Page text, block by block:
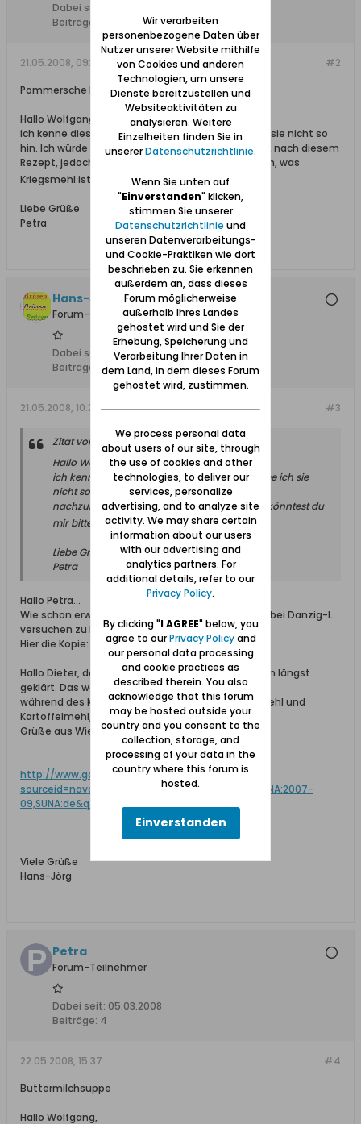
Dabei seit:
Beiträge:
#2
21.05.2008, 09:58
Pommersche Buttermilchsuppe
Hallo Wolfgang,
ich kenne diese Suppe auch, jedoch bekomme ich sie nicht so
hin. Ich würde gerne versuchen, sie nachzukochen, nach diesem
Rezept, jedoch könntest du mir bitte einmal sagen, was
Kriegsmehl ist?
Liebe Grüße
Petra
Hans-Joerg +, Ehrenmitglied
Forum-Teilnehmer
Dabei seit:
10.02.2008
Beiträge:
5206
#3
21.05.2008, 10:23
Zitat von
Petra
Hallo Wolfgang,
ich kenne diese Suppe auch, jedoch bekomme ich sie
nicht so hin. Ich würde gerne versuchen, sie
nachzukochen, nach diesem Rezept, jedoch könntest du
mir bitte einmal sagen, was Kriegsmehl ist?
Liebe Grüße
Petra
Hallo Petra...
Wie schon erwähnt..dies Thema hatten wir schon bei Danzig-L
versuchen zu klären...............
Hier die Kopie:
Hallo Dieter, der Begriff "Kriegsmehl" ist doch schon längst
geklärt. Das war
während des Krieges eine Mischung von Weizenmehl und
Kartoffelmehl, lt. Google-
Grüße aus Wiesbaden-antonie slotty-
http://www.google.com/search?
sourceid=navclient&hl=de&ie=UTF-8&rls=SUNA,SUNA:2007-
09,SUNA:de&q=Kriegsmehl
Viele Grüße
Hans-Jörg
Petra
Forum-Teilnehmer
Dabei seit: 05.03.2008
Beiträge: 4
#4
22.05.2008, 15:37
Buttermilchsuppe
Hallo Wolfgang,
Wir verarbeiten
personenbezogene Daten über
Nutzer unserer Website mithilfe
von Cookies und anderen
Technologien, um unsere
Dienste bereitzustellen und
Websiteaktivitäten zu
analysieren. Weitere
Einzelheiten finden Sie in
unsererDatenschutzrichtlinie.
Wenn Sie unten auf
"Einverstanden" klicken,
stimmen Sie unserer
Datenschutzrichtlinie und
unseren Datenverarbeitungs-
und Cookie-Praktiken wie dort
beschrieben zu. Sie erkennen
außerdem an, dass dieses
Forum möglicherweise
außerhalb Ihres Landes
gehostet wird und Sie der
Erhebung, Speicherung und
Verarbeitung Ihrer Daten in
dem Land, in dem dieses Forum
gehostet wird, zustimmen.
We process personal data
about users of our site, through
the use of cookies and other
technologies, to deliver our
services, personalize
advertising, and to analyze site
activity. We may share certain
information about our users
with our advertising and
analytics partners. For
additional details, refer to our
Privacy Policy.
By clicking "I AGREE" below, you
agree to ourPrivacy Policyand
our personal data processing
and cookie practices as
described therein. You also
acknowledge that this forum
may be hosted outside your
country and you consent to the
collection, storage, and
processing of your data in the
country where this forum is
hosted.
Einverstanden